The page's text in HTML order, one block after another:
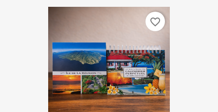
favorite_border